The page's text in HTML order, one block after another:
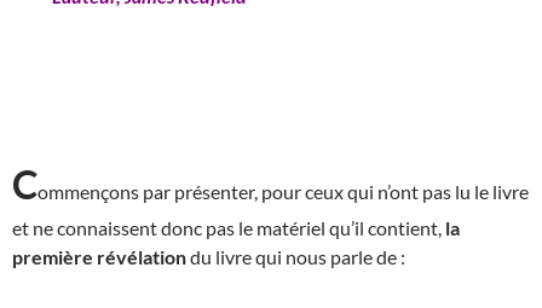
Commençons par présenter, pour ceux qui n’ont pas lu le livre
et ne connaissent donc pas le matériel qu’il contient, la
première révélationdu livre qui nous parle de :